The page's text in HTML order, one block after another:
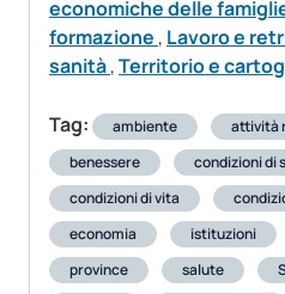
economiche delle
formazione , Lavoro e
sanità,Territorio e
Tag: ambiente
attività
benessere
condizioni di
condizioni di vita
economia
istituzioni
province
salute